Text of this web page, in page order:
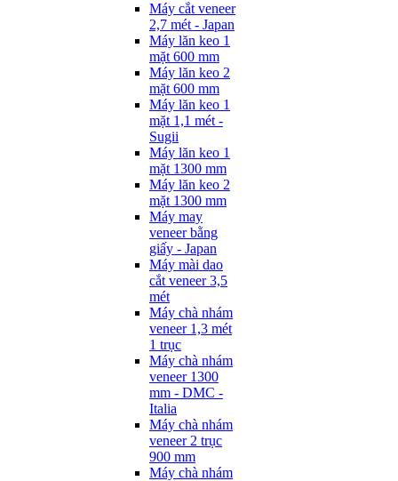
Máy cắt veneer
2,7 mét - Japan
Máy lăn keo 1
mặt 600 mm
Máy lăn keo 2
mặt 600 mm
Máy lăn keo 1
mặt 1,1 mét -
Sugii
Máy lăn keo 1
mặt 1300 mm
Máy lăn keo 2
mặt 1300 mm
Máy may
veneer bằng
giấy - Japan
Máy mài dao
cắt veneer 3,5
mét
Máy chà nhám
veneer 1,3 mét
1 trục
Máy chà nhám
veneer 1300
mm - DMC -
Italia
Máy chà nhám
veneer 2 trục
900 mm
Máy chà nhám